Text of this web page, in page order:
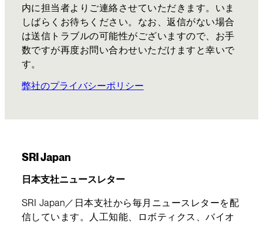
内に担当者よりご連絡させていただきます。いま
しばらくお待ちください。なお、返信がない場合
は送信トラブルの可能性がございますので、お手
数ですが再度お問い合わせいただけますと幸いで
す。
弊社のプライバシーポリシー
SRI Japan
日本支社ニュースレター
SRI Japan／日本支社から毎月ニュースレターを配
信しています。人工知能、ロボティクス、バイオ